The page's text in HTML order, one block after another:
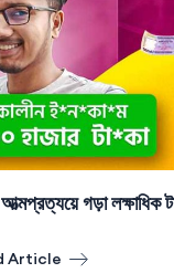
গড়া লক্ষাধিক
Article